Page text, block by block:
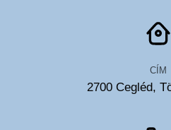
CÍM
2700 Cegléd,